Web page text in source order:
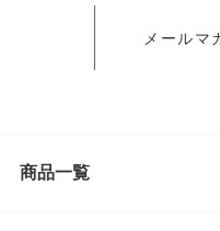
メールマ
商品一覧